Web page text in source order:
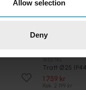
Allow selection
Deny
Tratt Ø25 IP44
1 759 kr
Rek. 2 199 kr